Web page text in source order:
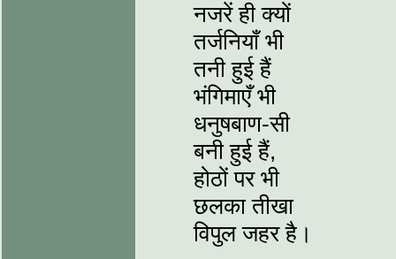
नजरें ही क्यों
तर्जनियाँ भी
तनी हुई हैं
भंगिमाएँ भी
धनुषबाण-सी
बनी हुई हैं,
होठों पर भी
छलका तीखा
विपुल जहर है।